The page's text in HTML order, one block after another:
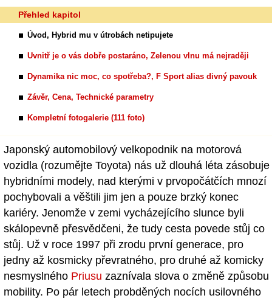
Přehled kapitol
Úvod, Hybrid mu v útrobách netipujete
Uvnitř je o vás dobře postaráno, Zelenou vlnu má nejraději
Dynamika nic moc, co spotřeba?, F Sport alias divný pavouk
Závěr, Cena, Technické parametry
Kompletní fotogalerie (111 foto)
Japonský automobilový velkopodnik na motorová
vozidla (rozumějte Toyota) nás už dlouhá léta zásobuje
hybridními modely, nad kterými v prvopočátčích mnozí
pochybovali a věštili jim jen a pouze brzký konec
kariéry. Jenomže v zemi vycházejícího slunce byli
skálopevně přesvědčeni, že tudy cesta povede stůj co
stůj. Už v roce 1997 při zrodu první generace, pro
jedny až kosmicky převratného, pro druhé až komicky
nesmyslného Priusu zaznívala slova o změně způsobu
mobility. Po pár letech probděných nocích usilovného